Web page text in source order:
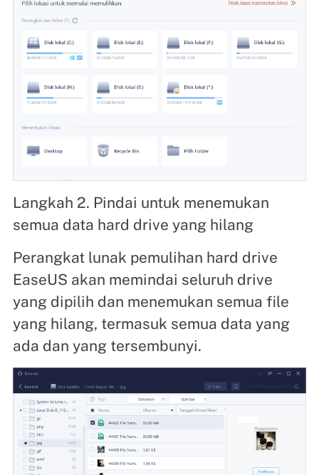
Langkah 2. Pindai untuk menemukan
semua data hard drive yang hilang
Perangkat lunak pemulihan hard drive
EaseUS akan memindai seluruh drive
yang dipilih dan menemukan semua file
yang hilang, termasuk semua data yang
ada dan yang tersembunyi.